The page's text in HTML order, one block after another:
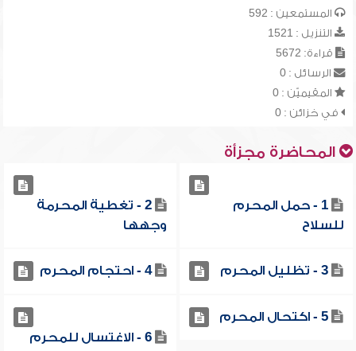
المستمعين : 592
التنزيل : 1521
قراءة: 5672
الرسائل : 0
المقيميّن : 0
في خزائن : 0
المحاضرة مجزأة
1 - حمل المحرم
للسلاح
2 - تغطية المحرمة
وجهها
3 - تظليل المحرم 4 - احتجام المحرم
5 - اكتحال المحرم
6 - الاغتسال للمحرم